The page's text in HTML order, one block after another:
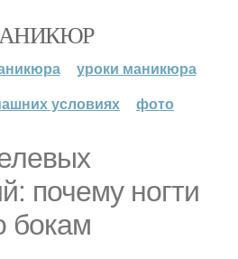
уроки маникюра
условиях
фото
почему ногти
бокам